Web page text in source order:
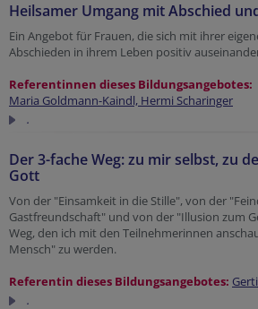
Heilsamer Umgang mit Abschied
Ein Angebot für Frauen, die sich mit ihrer
Abschieden in ihrem Leben positiv
Referentinnen dieses Bildungsangebotes:
Maria Goldmann-Kaindl, Hermi Scharinger
.
Der 3-fache Weg: zu mir selbst, zu
Gott
Von der "Einsamkeit in die Stille", von der
Gastfreundschaft" und von der "Illusion zum
Weg, den ich mit den Teilnehmerinnen
Mensch" zu werden.
Referentin dieses Bildungsangebotes:
.